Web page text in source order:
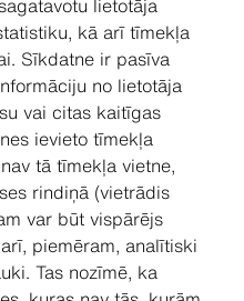
lietotāja
kā arī tīmekļa
Sīkdatne ir pasīva
no lietotāja
vai citas kaitīgas
ievieto tīmekļa
tā tīmekļa vietne,
rindiņā (vietrādis
var būt vispārējs
piemēram, analītiski
Tas nozīmē, ka